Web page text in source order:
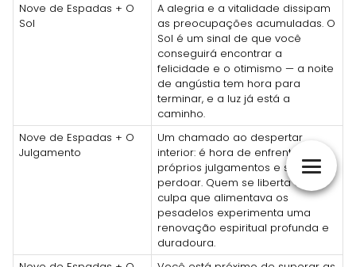
Nove de Espadas + O
Sol
A alegria e a vitalidade dissipam
as preocupações acumuladas. O
Sol é um sinal de que você
conseguirá encontrar a
felicidade e o otimismo — a noite
de angústia tem hora para
terminar, e a luz já está a
caminho.
Nove de Espadas + O
Julgamento
Um chamado ao despertar
interior: é hora de enfrentar os
próprios julgamentos e se
perdoar. Quem se liberta da
culpa que alimentava os
pesadelos experimenta uma
renovação espiritual profunda e
duradoura.